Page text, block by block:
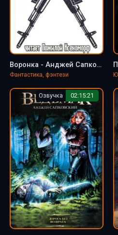
Воронка - Анджей Сапковский
Фантастика, фэнтези
Озвучка 02:15:21